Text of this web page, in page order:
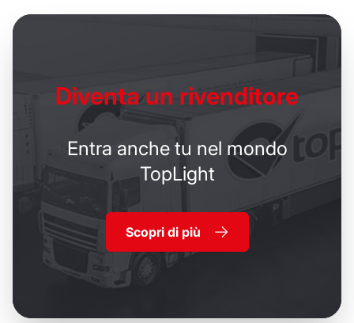
Diventa un rivenditore
Entra anche tu nel mondo
TopLight
Scopri di più